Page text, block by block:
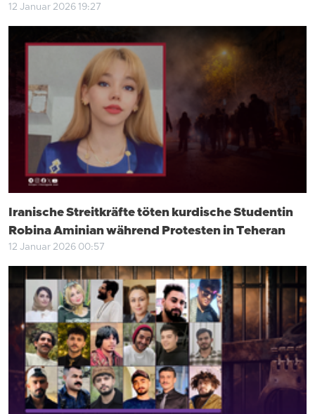
12 Januar 2026 19:27
Iranische Streitkräfte töten kurdische Studentin
Robina Aminian während Protesten in Teheran
12 Januar 2026 00:57